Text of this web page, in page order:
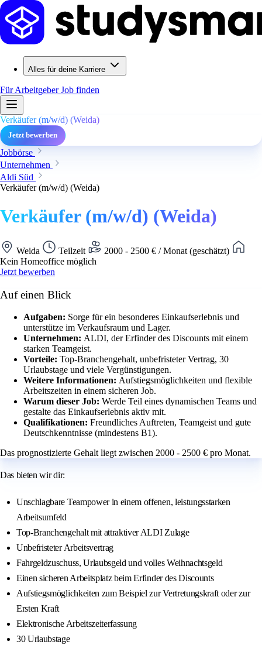
Alles für deine Karriere
Für ArbeitgeberJob finden
Verkäufer (m/w/d) (Weida)
Jetzt bewerben
Jobbörse
Unternehmen
Aldi Süd
Verkäufer (m/w/d) (Weida)
Verkäufer (m/w/d) (Weida)
Weida Teilzeit
2000 - 2500 € / Monat (geschätzt)
Kein Homeoffice möglich
Jetzt bewerben
Auf einen Blick
Aufgaben: Sorge für ein besonderes Einkaufserlebnis und
unterstütze im Verkaufsraum und Lager.
Unternehmen: ALDI, der Erfinder des Discounts mit einem
starken Teamgeist.
Vorteile: Top-Branchengehalt, unbefristeter Vertrag, 30
Urlaubstage und viele Vergünstigungen.
Weitere Informationen: Aufstiegsmöglichkeiten und flexible
Arbeitszeiten in einem sicheren Job.
Warum dieser Job: Werde Teil eines dynamischen Teams und
gestalte das Einkaufserlebnis aktiv mit.
Qualifikationen: Freundliches Auftreten, Teamgeist und gute
Deutschkenntnisse (mindestens B1).
Das prognostizierte Gehalt liegt zwischen 2000 - 2500 € pro Monat.
Das bieten wir dir:
Unschlagbare Teampower in einem offenen, leistungsstarken
Arbeitsumfeld
Top-Branchengehalt mit attraktiver ALDI Zulage
Unbefristeter Arbeitsvertrag
Fahrgeldzuschuss, Urlaubsgeld und volles Weihnachtsgeld
Einen sicheren Arbeitsplatz beim Erfinder des Discounts
Aufstiegsmöglichkeiten zum Beispiel zur Vertretungskraft oder zur
Ersten Kraft
Elektronische Arbeitszeiterfassung
30 Urlaubstage